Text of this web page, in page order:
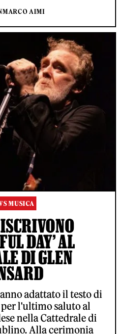
AIMI
MUSICA
DAY’ AL
DI GLEN
adattato il testo di
l'ultimo saluto al
nella Cattedrale di
Alla cerimonia